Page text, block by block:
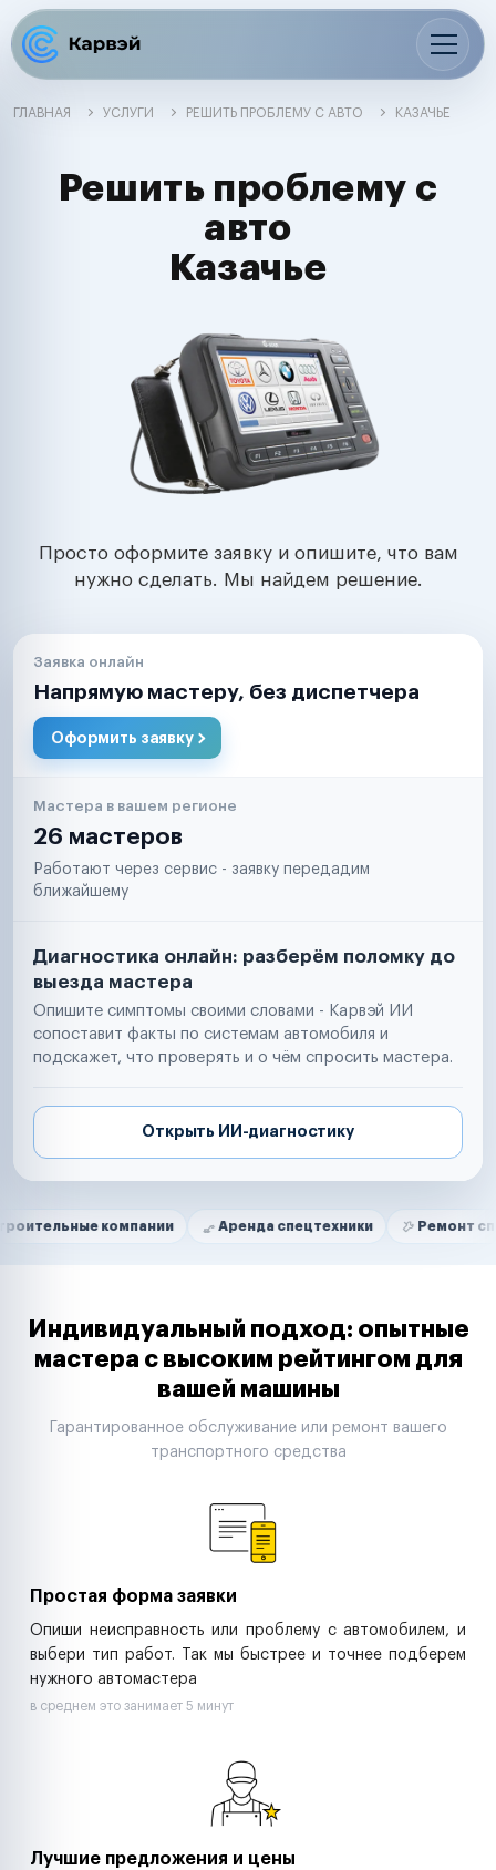
ГЛАВНАЯ УСЛУГИ РЕШИТЬ ПРОБЛЕМУ С АВТО КАЗАЧЬЕ
Решить проблему с
авто
Казачье
Просто оформите заявку и опишите, что вам
нужно сделать. Мы найдем решение.
Заявка онлайн
Напрямую мастеру, без диспетчера
Оформить заявку
Мастера в вашем регионе
26 мастеров
Работают через сервис - заявку передадим
ближайшему
Диагностика онлайн: разберём поломку до
выезда мастера
Опишите симптомы своими словами - Карвэй ИИ
сопоставит факты по системам автомобиля и
подскажет, что проверять и о чём спросить мастера.
Открыть ИИ-диагностику
Нам доверяют
компании Аренда спецтехники Ремонт спецтехники
Маркетплейсы
Таксопарки
Автодилеры
Строительные компании
Аренда спецтехники
Индивидуальный подход: опытные
мастера с высоким рейтингом для
вашей машины
Гарантированное обслуживание или ремонт вашего
транспортного средства
Простая форма заявки
Опиши неисправность или проблему с автомобилем, и
выбери тип работ. Так мы быстрее и точнее подберем
нужного автомастера
в среднем это занимает 5 минут
Лучшие предложения и цены